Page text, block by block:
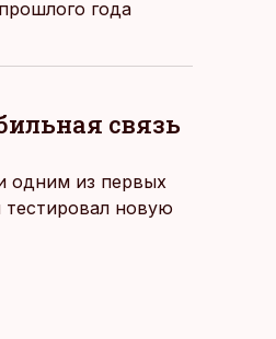
года
связь
одним из первых
новую